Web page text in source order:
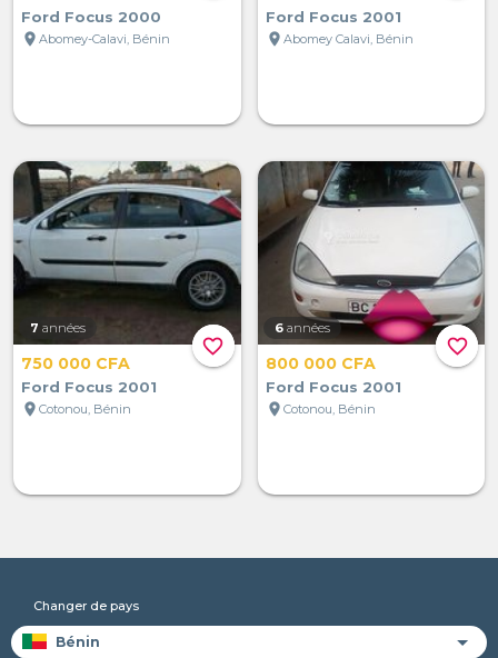
Ford Focus 2000
location_on Abomey-Calavi, Bénin
Ford Focus 2001
location_on Abomey Calavi, Bénin
favorite_border
7 années
750 000 CFA
Ford Focus 2001
location_on Cotonou, Bénin
favorite_border
6 années
800 000 CFA
Ford Focus 2001
location_on Cotonou, Bénin
Changer de pays